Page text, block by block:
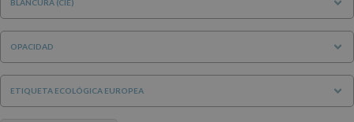
BLANCURA (CIE)
OPACIDAD
ETIQUETA ECOLÓGICA EUROPEA